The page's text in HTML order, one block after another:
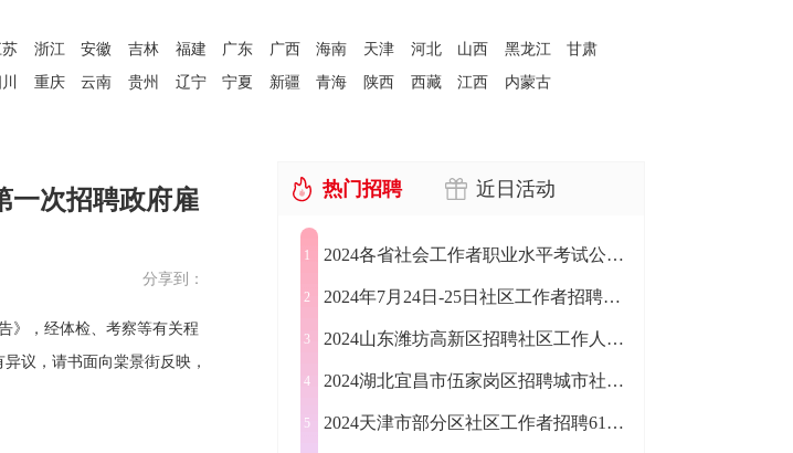
浙江 安徽 吉林 福建 广东 广西 海南 天津 河北 山西 黑龙江
甘肃
重庆 云南 贵州 辽宁 宁夏 新疆 青海 陕西 西藏 江西 内蒙古
一次招聘政府雇
分享到：
》，经体检、考察等有关程
议，请书面向棠景街反映，
热门招聘 近日活动
1 2024各省社会工作者职业水平考试公告汇总
2 2024年7月24日-25日社区工作者招聘公告汇总（1197人）
3 2024山东潍坊高新区招聘社区工作人员50人公告
4 2024湖北宜昌市伍家岗区招聘城市社区工作者23人公告
5 2024天津市部分区社区工作者招聘617人公告